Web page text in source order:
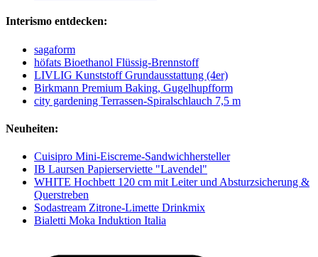
Interismo entdecken:
sagaform
höfats Bioethanol Flüssig-Brennstoff
LIVLIG Kunststoff Grundausstattung (4er)
Birkmann Premium Baking, Gugelhupfform
city gardening Terrassen-Spiralschlauch 7,5 m
Neuheiten:
Cuisipro Mini-Eiscreme-Sandwichhersteller
IB Laursen Papierserviette "Lavendel"
WHITE Hochbett 120 cm mit Leiter und Absturzsicherung &
Querstreben
Sodastream Zitrone-Limette Drinkmix
Bialetti Moka Induktion Italia